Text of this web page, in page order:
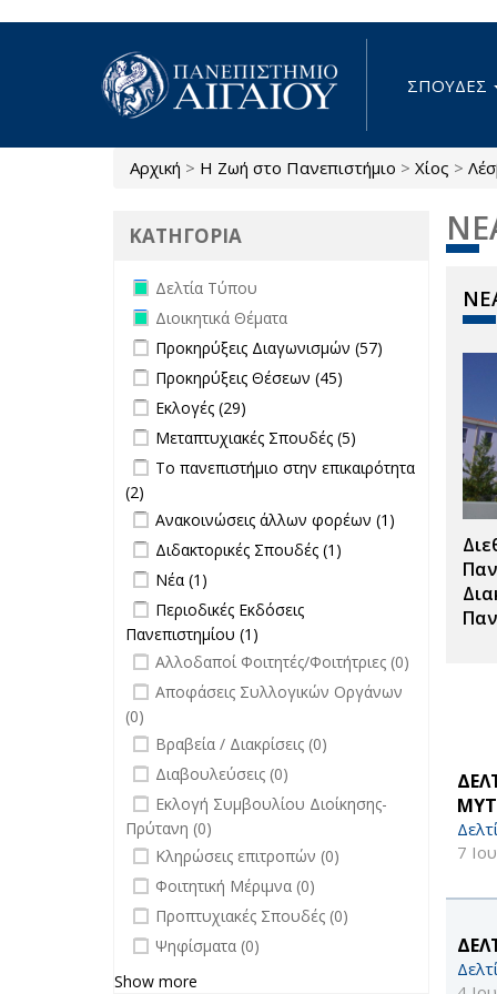
ΣΠΟΥΔΕΣ
Είστε εδώ
Αρχική > Η Ζωή στο Πανεπιστήμιο > Χίος >
7
ΚΑΤΗΓΟΡΙΑ
Remove Δελτία Τύπου filter
Δελτία Τύπου
Remove Διοικητικά Θέματα filter
Διοικητικά Θέματα
Apply Προκηρύξεις Διαγωνισμών
filter
Προκηρύξεις Διαγωνισμών (57)
Apply Προκηρύξεις Θέσεων filter
Προκηρύξεις Θέσεων (45)
filter
Apply Εκλογές filter
Εκλογές (29)
Apply Μεταπτυχιακές Σπουδές filter
Μεταπτυχιακές Σπουδές (5)
Μεταπτυχιακές
Σπουδές filter
Apply Το πανεπιστήμιο στην
επικαιρότητα filter
Το πανεπιστήμιο στην επικαιρότητα
(2)
επικαιρότητα filter
Apply Ανακοινώσεις άλλων φορέων
filter
Ανακοινώσεις άλλων φορέων (1)
Ανακοινώσεις
φορέων filter
Apply Διδακτορικές Σπουδές filter
Διδακτορικές Σπουδές (1)
Apply Νέα filter
Νέα (1)
Apply Περιοδικές Εκδόσεις
Πανεπιστημίου filter
Περιοδικές Εκδόσεις
Πανεπιστημίου (1)
Εκδόσεις
Πανεπιστημίου filter
undefined
Αλλοδαποί Φοιτητές/Φοιτήτριες (0)
undefined
Αποφάσεις Συλλογικών Οργάνων
(0)
undefined
Βραβεία / Διακρίσεις (0)
undefined
Διαβουλεύσεις (0)
undefined
Εκλογή Συμβουλίου Διοίκησης-
Πρύτανη (0)
undefined
Κληρώσεις επιτροπών (0)
undefined
Φοιτητική Μέριμνα (0)
undefined
Προπτυχιακές Σπουδές (0)
undefined
Ψηφίσματα (0)
Show more